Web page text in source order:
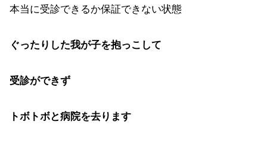
本当に受診できるか保証できない状態
ぐったりした我が子を抱っこして
受診ができず
トボトボと病院を去ります